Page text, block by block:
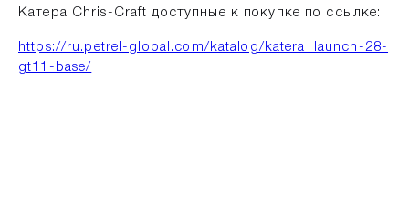
Катера Chris-Craft доступные к покупке по ссылке:
https://ru.petrel-global.com/katalog/katera_launch-28-
gt11-base/